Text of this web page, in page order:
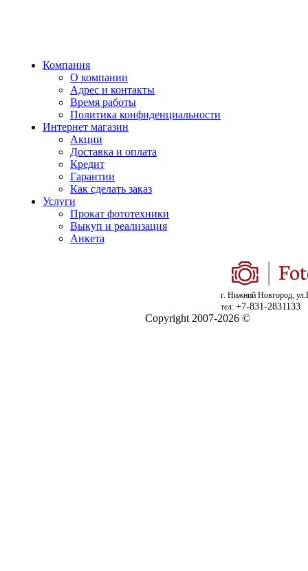
Компания
О компании
Адрес и контакты
Время работы
Политика конфиденциальности
Интернет магазин
Акции
Доставка и оплата
Кредит
Гарантии
Как сделать заказ
Услуги
Прокат фототехники
Выкуп и реализация
Анкета
г. Нижний Новгород,
тел: +7-831-2831133
Copyright 2007-2026 ©